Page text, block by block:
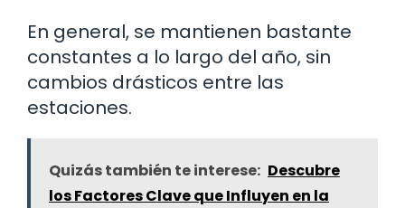
En general, se mantienen bastante
constantes a lo largo del año, sin
cambios drásticos entre las
estaciones.
Quizás también te interese: Descubre
los Factores Clave que Influyen en la